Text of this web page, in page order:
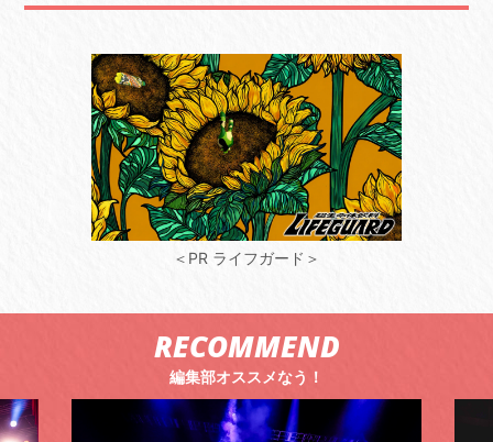
＜PR ライフガード＞
RECOMMEND
編集部オススメなう！